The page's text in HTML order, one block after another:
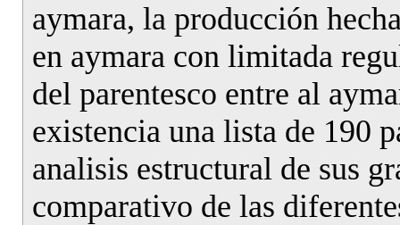
aymara, la producción
en aymara con limitada
del parentesco entre al
existencia una lista de 190
analisis estructural de sus
comparativo de las